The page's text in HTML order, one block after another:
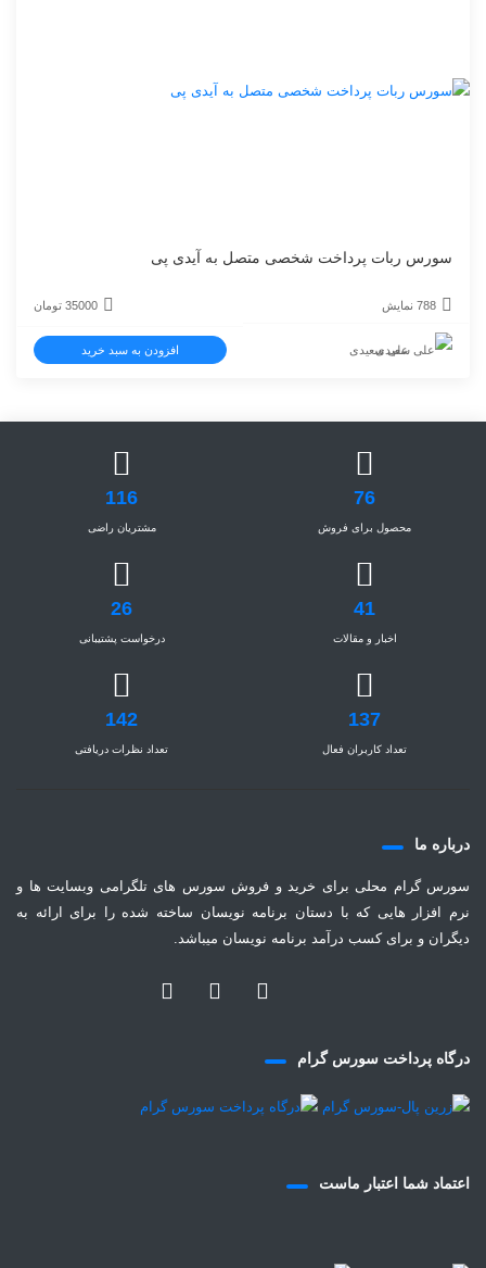
سورس ربات پرداخت شخصی متصل به آیدی پی
788 نمایش 35000 تومان
علی سعیدی افزودن به سبد خرید
76
محصول برای فروش
116
مشتریان راضی
41
اخبار و مقالات
26
درخواست پشتیبانی
137
تعداد کاربران فعال
142
تعداد نظرات دریافتی
درباره ما
سورس گرام محلی برای خرید و فروش سورس های تلگرامی وبسایت ها و
نرم افزار هایی که با دستان برنامه نویسان ساخته شده را برای ارائه به
دیگران و برای کسب درآمد برنامه نویسان میباشد.
درگاه پرداخت سورس گرام
اعتماد شما اعتبار ماست